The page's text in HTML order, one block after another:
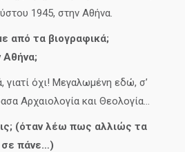
1945, στην Αθήνα.
από τα βιογραφικά;
Αθήνα;
γιατί όχι! Μεγαλωμένη εδώ, σ’
Αρχαιολογία και Θεολογία…
(όταν λέω πως αλλιώς τα
σε πάνε…)